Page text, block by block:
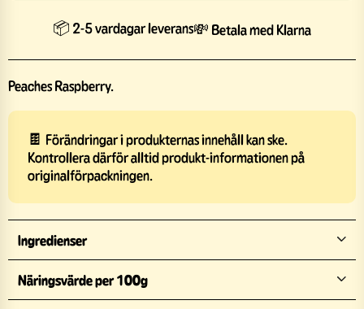
📦 2-5 vardagar leverans💸 Betala med Klarna
Peaches Raspberry.
🍫 Förändringar i produkternas innehåll kan ske.
Kontrollera därför alltid produkt-informationen på
originalförpackningen.
Ingredienser
Näringsvärde per 100g